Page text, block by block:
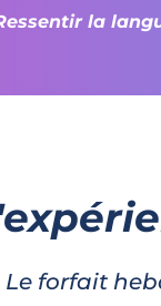
la
Le forfait